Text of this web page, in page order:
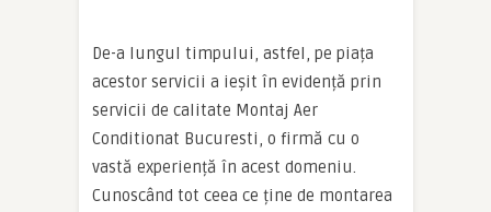
De-a lungul timpului, astfel, pe piața
acestor servicii a ieșit în evidență prin
servicii de calitate Montaj Aer
Conditionat Bucuresti, o firmă cu o
vastă experiență în acest domeniu.
Cunoscând tot ceea ce ține de montarea